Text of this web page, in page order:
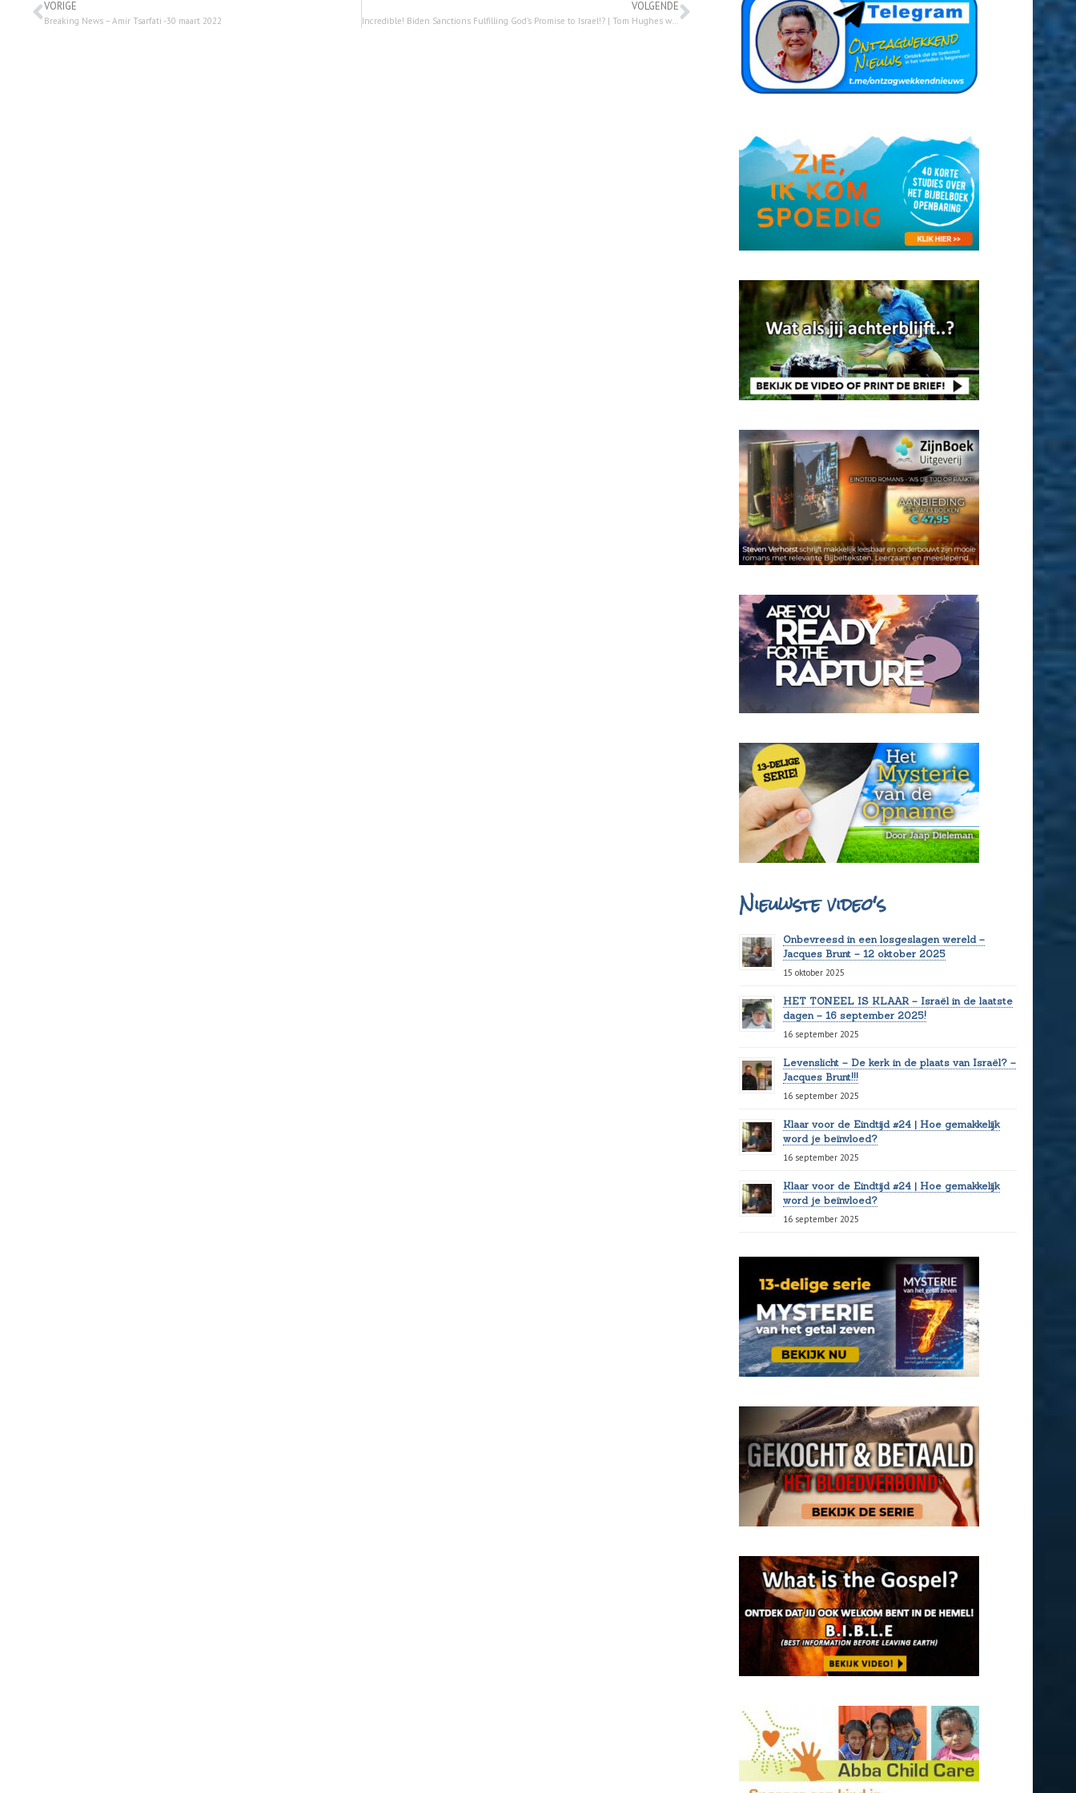
VORIGE
Breaking News – Amir Tsarfati -30 maart 2022
VOLGENDE
Nieuwste video's
Onbevreesd in een losgeslagen wereld –
Jacques Brunt – 12 oktober 2025
15 oktober 2025
HET TONEEL IS KLAAR – Israël in de laatste
dagen – 16 september 2025!
16 september 2025
Levenslicht – De kerk in de plaats van Israël? –
Jacques Brunt!!!
16 september 2025
Klaar voor de Eindtijd #24 | Hoe gemakkelijk
word je beïnvloed?
16 september 2025
Klaar voor de Eindtijd #24 | Hoe gemakkelijk
word je beïnvloed?
16 september 2025